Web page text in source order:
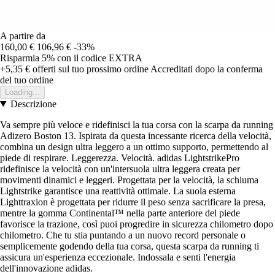
A partire da
160,00 € 106,96 € -33%
Risparmia 5% con il codice EXTRA
+5,35 € offerti sul tuo prossimo ordine Accreditati dopo la conferma
del tuo ordine
Loading...
Descrizione
Va sempre più veloce e ridefinisci la tua corsa con la scarpa da running
Adizero Boston 13. Ispirata da questa incessante ricerca della velocità,
combina un design ultra leggero a un ottimo supporto, permettendo al
piede di respirare. Leggerezza. Velocità. adidas LightstrikePro
ridefinisce la velocità con un'intersuola ultra leggera creata per
movimenti dinamici e leggeri. Progettata per la velocità, la schiuma
Lightstrike garantisce una reattività ottimale. La suola esterna
Lighttraxion è progettata per ridurre il peso senza sacrificare la presa,
mentre la gomma Continental™ nella parte anteriore del piede
favorisce la trazione, così puoi progredire in sicurezza chilometro dopo
chilometro. Che tu stia puntando a un nuovo record personale o
semplicemente godendo della tua corsa, questa scarpa da running ti
assicura un'esperienza eccezionale. Indossala e senti l'energia
dell'innovazione adidas.